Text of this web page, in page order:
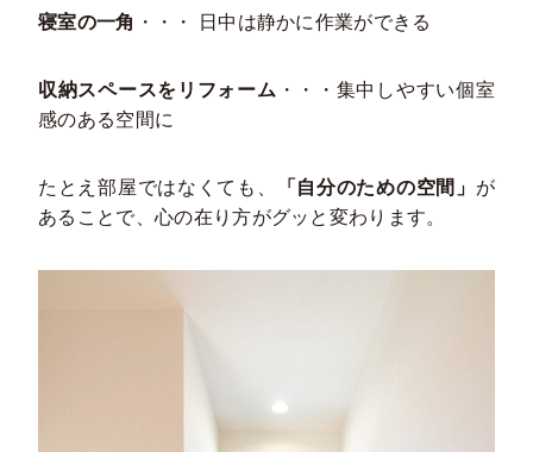
寝室の一角 ・・・ 日中は静かに作業ができる
収納スペースをリフォーム ・・・集中しやすい個室
感のある空間に
たとえ部屋ではなくても、 「自分のための空間」 が
あることで、心の在り方がグッと変わります。